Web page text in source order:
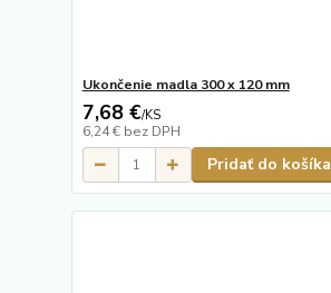
Ukončenie madla 300 x 120 mm
7,68 €/KS
6,24 € bez DPH
Pridať do košíka